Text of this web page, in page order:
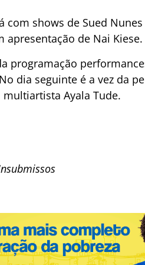
com shows de Sued
apresentação de Nai Kiese.
programação
dia seguinte é a vez da
Ayala Tude.